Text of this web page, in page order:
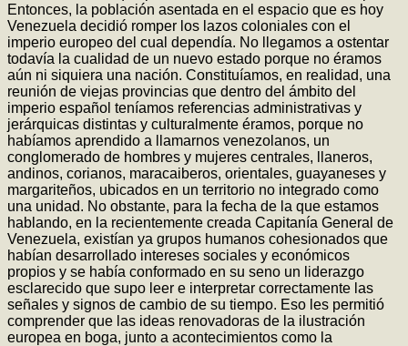
Entonces, la población asentada en el espacio que es hoy
Venezuela decidió romper los lazos coloniales con el
imperio europeo del cual dependía. No llegamos a ostentar
todavía la cualidad de un nuevo estado porque no éramos
aún ni siquiera una nación. Constituíamos, en realidad, una
reunión de viejas provincias que dentro del ámbito del
imperio español teníamos referencias administrativas y
jerárquicas distintas y culturalmente éramos, porque no
habíamos aprendido a llamarnos venezolanos, un
conglomerado de hombres y mujeres centrales, llaneros,
andinos, corianos, maracaiberos, orientales, guayaneses y
margariteños, ubicados en un territorio no integrado como
una unidad. No obstante, para la fecha de la que estamos
hablando, en la recientemente creada Capitanía General de
Venezuela, existían ya grupos humanos cohesionados que
habían desarrollado intereses sociales y económicos
propios y se había conformado en su seno un liderazgo
esclarecido que supo leer e interpretar correctamente las
señales y signos de cambio de su tiempo. Eso les permitió
comprender que las ideas renovadoras de la ilustración
europea en boga, junto a acontecimientos como la